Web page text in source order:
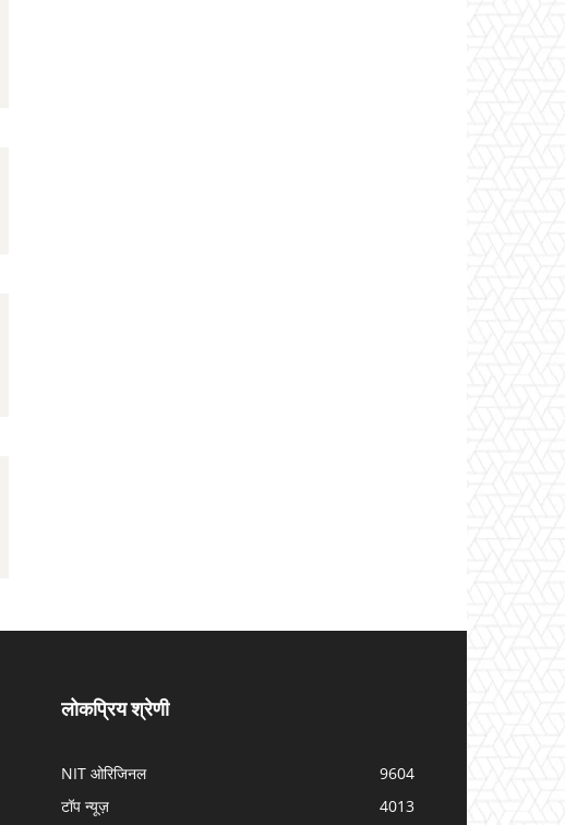
लोकप्रिय श्रेणी
NIT ओरिजिनल
9604
टॉप न्यूज़
4013